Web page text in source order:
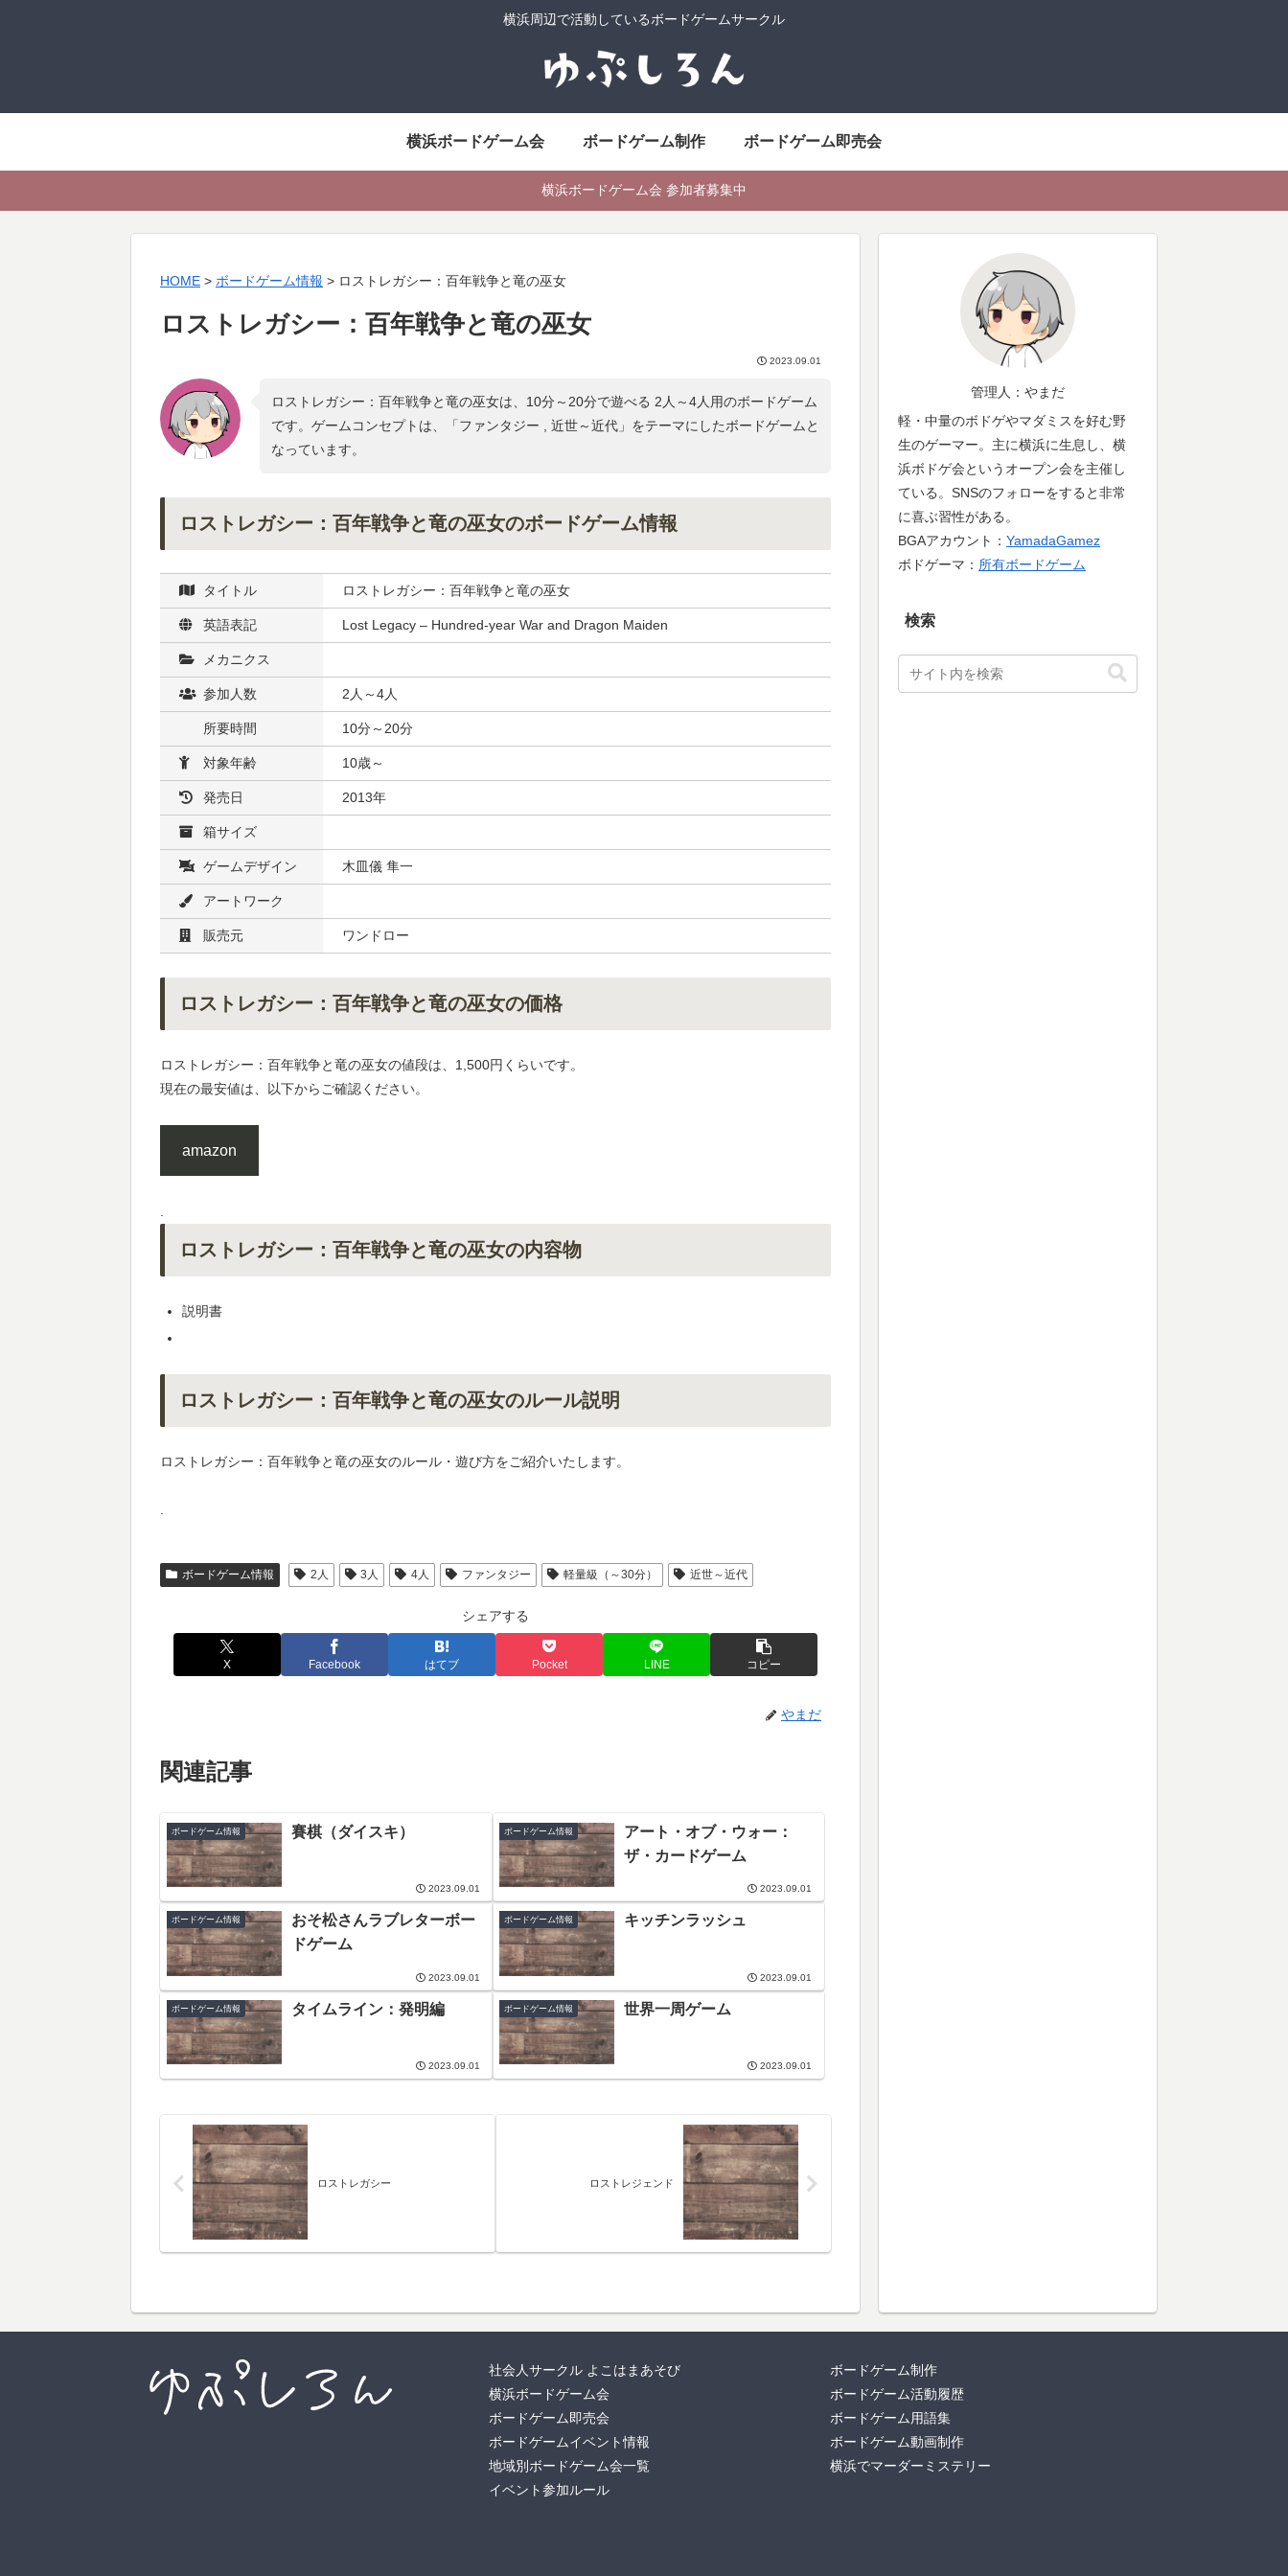
横浜周辺で活動しているボードゲームサークル
横浜ボードゲーム会 ボードゲーム制作 ボードゲーム即売会
横浜ボードゲーム会 参加者募集中
HOME > ボードゲーム情報 > ロストレガシー：百年戦争と竜の巫女
ロストレガシー：百年戦争と竜の巫女
2023.09.01
ロストレガシー：百年戦争と竜の巫女は、10分～20分で遊べる 2人～4人用のボードゲーム
です。ゲームコンセプトは、「ファンタジー , 近世～近代 」をテーマにしたボードゲームと
なっています。
ロストレガシー：百年戦争と竜の巫女のボードゲーム情報
タイトル ロストレガシー：百年戦争と竜の巫女
英語表記 Lost Legacy – Hundred-year War and Dragon Maiden
メカニクス
参加人数 2人～4人
所要時間 10分～20分
対象年齢 10歳～
発売日 2013年
箱サイズ
ゲームデザイン 木皿儀 隼一
アートワーク
販売元 ワンドロー
ロストレガシー：百年戦争と竜の巫女の価格
ロストレガシー：百年戦争と竜の巫女の値段は、1,500円くらいです。
現在の最安値は、以下からご確認ください。
amazon
.
ロストレガシー：百年戦争と竜の巫女の内容物
説明書
ロストレガシー：百年戦争と竜の巫女のルール説明
ロストレガシー：百年戦争と竜の巫女のルール・遊び方をご紹介いたします。
.
ボードゲーム情報 2人 3人 4人 ファンタジー 軽量級（～30分） 近世～近代
シェアする
X Facebook はてブ Pocket LINE コピー
やまだ
関連記事
ボードゲーム情報 賽棋（ダイスキ）
2023.09.01
ボードゲーム情報
アート・オブ・ウォー：
ザ・カードゲーム
2023.09.01
ボードゲーム情報
おそ松さんラブレターボー
ドゲーム
2023.09.01
ボードゲーム情報 キッチンラッシュ
2023.09.01
ボードゲーム情報 タイムライン：発明編
2023.09.01
ボードゲーム情報 世界一周ゲーム
2023.09.01
ロストレガシー ロストレジェンド
管理人：やまだ
軽・中量のボドゲやマダミスを好む野
生のゲーマー。主に横浜に生息し、横
浜ボドゲ会というオープン会を主催し
ている。SNSのフォローをすると非常
に喜ぶ習性がある。
BGAアカウント： YamadaGamez
ボドゲーマ： 所有ボードゲーム
検索
社会人サークル よこはまあそび
横浜ボードゲーム会
ボードゲーム即売会
ボードゲームイベント情報
地域別ボードゲーム会一覧
イベント参加ルール
ボードゲーム制作
ボードゲーム活動履歴
ボードゲーム用語集
ボードゲーム動画制作
横浜でマーダーミステリー